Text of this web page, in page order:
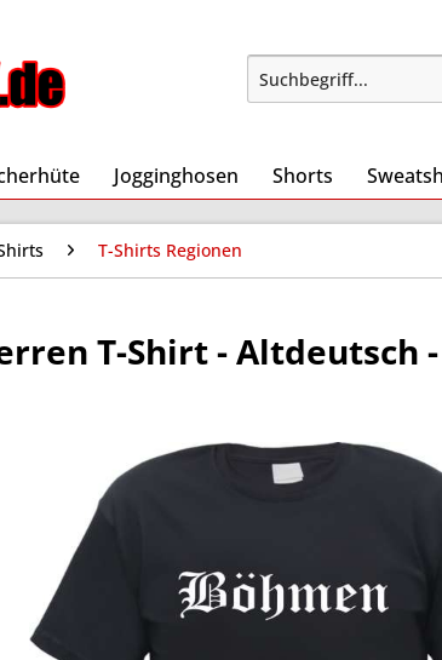
Jogginghosen Shorts
T-Shirts Regionen
T-Shirt - Altdeutsch